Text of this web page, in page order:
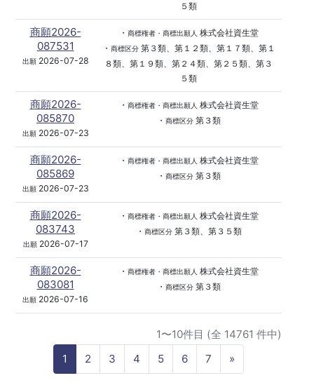
５類
商願2026-
087531
出願2026-07-28
・ 商標権者・商標出願人 株式会社資生堂
・ 商標区分第３類、第１２類、第１７類、第１
８類、第１９類、第２４類、第２５類、第３
５類
商願2026-
085870
出願2026-07-23
・ 商標権者・商標出願人 株式会社資生堂
・ 商標区分第３類
商願2026-
085869
出願2026-07-23
・ 商標権者・商標出願人 株式会社資生堂
・ 商標区分第３類
商願2026-
083743
出願2026-07-17
・ 商標権者・商標出願人 株式会社資生堂
・ 商標区分第３類、第３５類
商願2026-
083081
出願 2026-07-16
・ 商標権者・商標出願人 株式会社資生堂
・ 商標区分第３類
1〜10件目 (全 14761 件中)
1
2 3 4 5 6 7 »
e